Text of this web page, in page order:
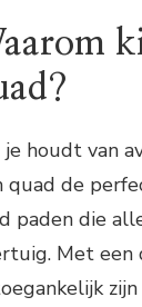
houdt van
quad de
paden die
Met een